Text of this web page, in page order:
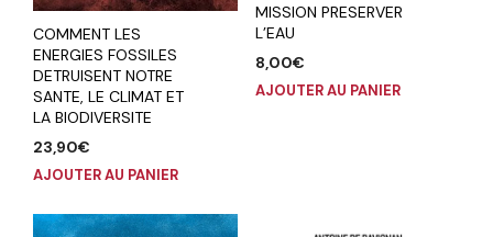
COMMENT LES
ENERGIES FOSSILES
DETRUISENT NOTRE
SANTE, LE CLIMAT ET
LA BIODIVERSITE
23,90€
AJOUTER AU PANIER
MISSION PRESERVER
L’EAU
8,00€
AJOUTER AU PANIER